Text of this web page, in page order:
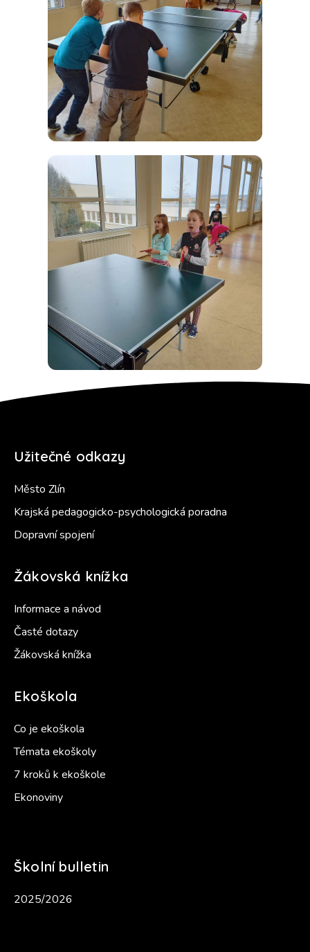
Užitečné odkazy
Město Zlín
Krajská pedagogicko-psychologická poradna
Dopravní spojení
Žákovská knížka
Informace a návod
Časté dotazy
Žákovská knížka
Ekoškola
Co je ekoškola
Témata ekoškoly
7 kroků k ekoškole
Ekonoviny
Školní bulletin
2025/2026